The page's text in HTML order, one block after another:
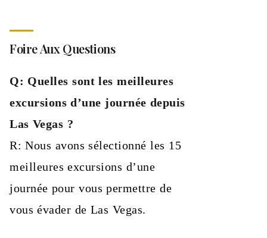
Foire Aux Questions
Q: Quelles sont les meilleures
excursions d’une journée depuis
Las Vegas ?
R: Nous avons sélectionné les 15
meilleures excursions d’une
journée pour vous permettre de
vous évader de Las Vegas.